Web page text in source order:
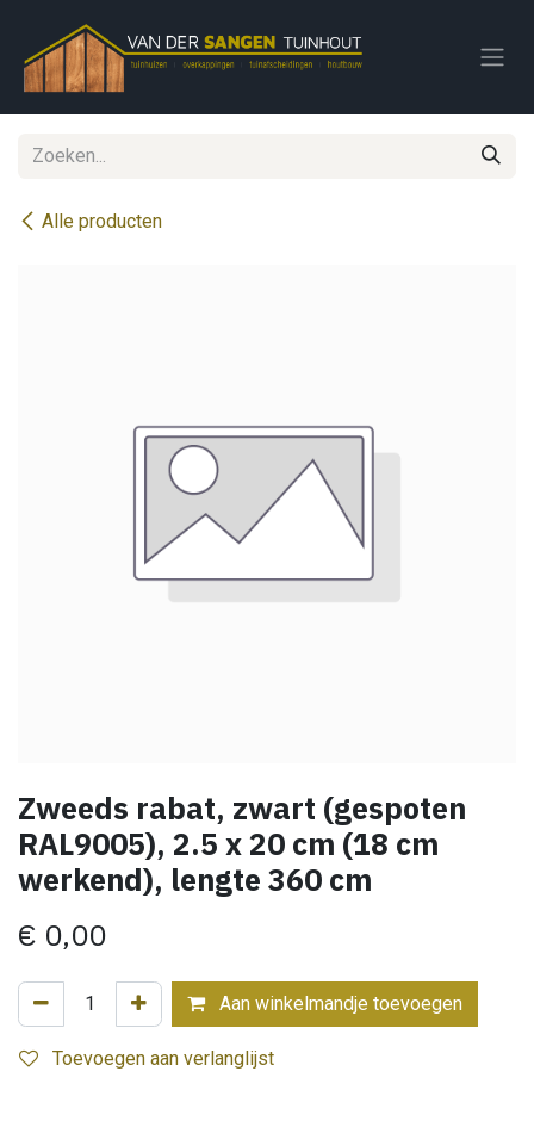
Alle producten
Zweeds rabat, zwart (gespoten
RAL9005), 2.5 x 20 cm (18 cm
werkend), lengte 360 cm
€ 0,00
Aan winkelmandje toevoegen
Toevoegen aan verlanglijst